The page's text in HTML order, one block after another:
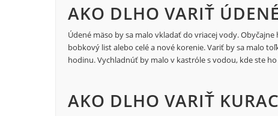
AKO DLHO VARIŤ
Údené mäso by sa malo vkladať do vriacej vody.
bobkový list alebo celé a nové korenie. Variť by sa malo
hodinu. Vychladnúť by malo v kastróle s vodou, kde ste
AKO DLHO VARIŤ